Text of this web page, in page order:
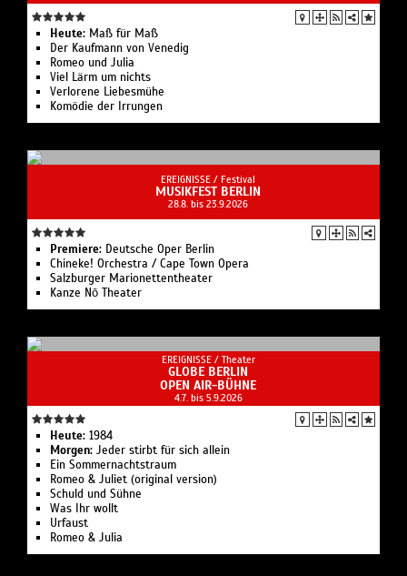
Heute: Maß für Maß
Der Kaufmann von Venedig
Romeo und Julia
Viel Lärm um nichts
Verlorene Liebesmühe
Komödie der Irrungen
EREIGNISSE / Festival
MUSIKFEST BERLIN
28.8. bis 23.9.2026
Premiere: Deutsche Oper Berlin
Chineke! Orchestra / Cape Town Opera
Salzburger Marionettentheater
Kanze Nō Theater
EREIGNISSE / Theater
GLOBE BERLIN
OPEN AIR-BÜHNE
4.7. bis 5.9.2026
Heute: 1984
Morgen: Jeder stirbt für sich allein
Ein Sommernachtstraum
Romeo & Juliet (original version)
Schuld und Sühne
Was Ihr wollt
Urfaust
Romeo & Julia